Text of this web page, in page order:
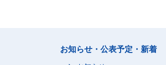
お知らせ・公表予定・新着